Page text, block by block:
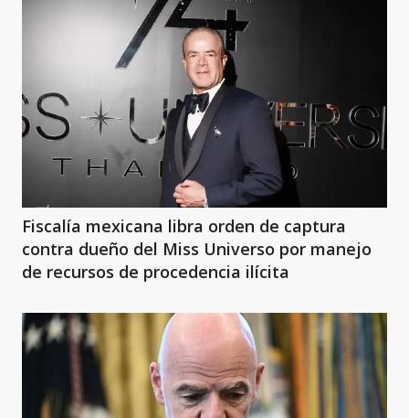
Fiscalía mexicana libra orden de captura
contra dueño del Miss Universo por manejo
de recursos de procedencia ilícita